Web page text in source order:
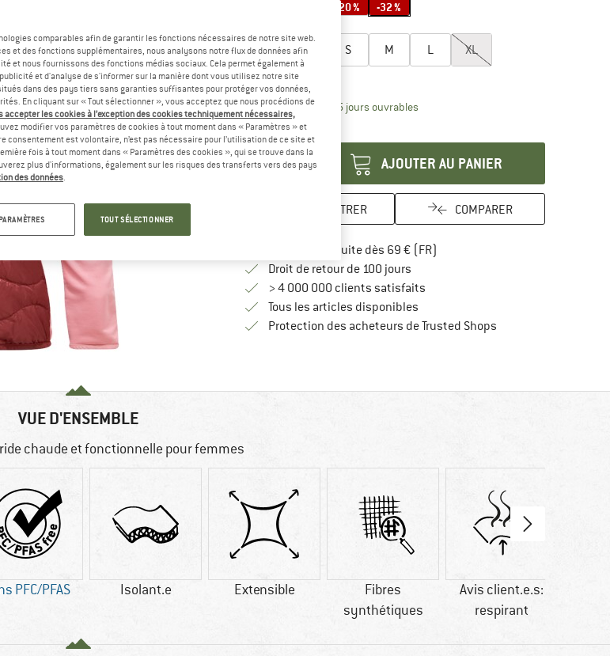
-20 % -32 %
XXS XS S M L XL
Guide des tailles
Délai de livraison: 3-5 jours ouvrablesLe lien s'ouvre dans une boîte
Quantité:
AJOUTER AU PANIER
ENREGISTRER COMPARER
Livraison gratuite dès 69 € (FR)
Droit de retour de 100 joursTrouve les informations de
> 4 000 000 clients satisfaits
Tous les articles disponibles
Protection des acheteurs de Trusted ShopsTrouve toutes les
VUE D'ENSEMBLE
chaude et fonctionnelle pour femmes
PFC/PFAS Isolant.e Extensible
Fibres
synthétiques
Avis client.e.s:
respirant
comparables afin de garantir les fonctions nécessaires de notre site web.
et des fonctions supplémentaires, nous analysons notre flux de données afin
et nous fournissons des fonctions médias sociaux. Cela permet également à
et d'analyse de s'informer sur la manière dont vous utilisez notre site
dans des pays tiers sans garanties suffisantes pour protéger vos données,
En cliquant sur « Tout sélectionner », vous acceptez que nous procédions de
accepter les cookies à l’exception des cookies techniquement nécessaires,
modifier vos paramètres de cookies à tout moment dans « Paramètres » et
est volontaire, n’est pas nécessaire pour l’utilisation de ce site et
fois à tout moment dans « Paramètres des cookies », qui se trouve dans la
plus d'informations, également sur les risques des transferts vers des pays
des données.
PARAMÈTRES TOUT SÉLECTIONNER